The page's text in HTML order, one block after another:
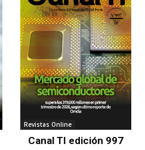
Revistas Online
Canal TI edición 997